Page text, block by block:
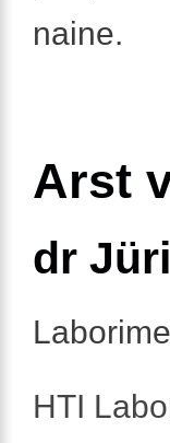
naine.
Arst
dr
HTI